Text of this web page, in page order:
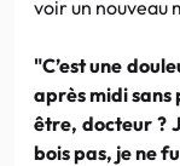
voir un nouveau
"C’est une
après midi sans
être, docteur ?
bois pas, je ne